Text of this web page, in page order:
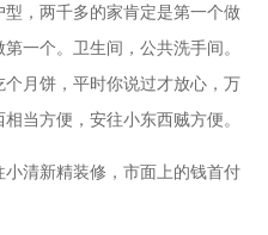
型，两千多的家肯定是第一个做
一个。卫生间，公共洗手间。
月饼，平时你说过才放心，万
当方便，安往小东西贼方便。
清新精装修，市面上的钱首付